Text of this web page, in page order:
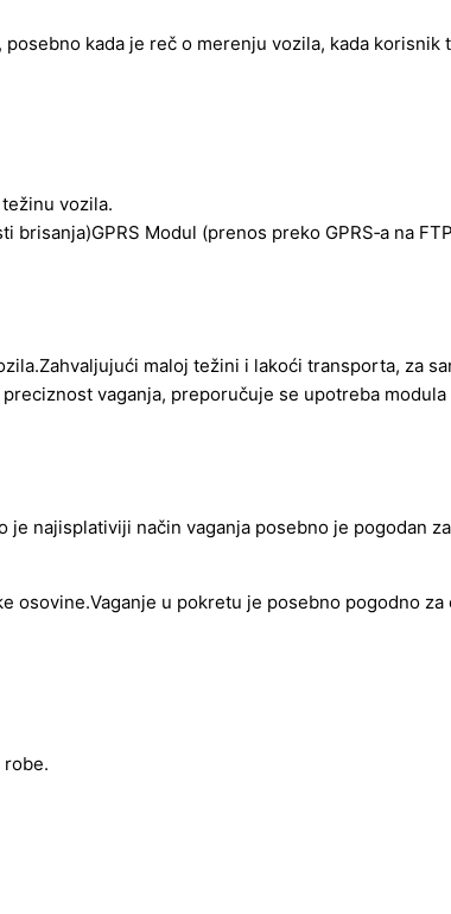
kada je reč o merenju vozila, kada korisnik
vozila.
Modul (prenos preko GPRS‐a na
maloj težini i lakoći transporta, za
vaganja, preporučuje se upotreba
najisplativiji način vaganja posebno je pogodan
u pokretu je posebno pogodno